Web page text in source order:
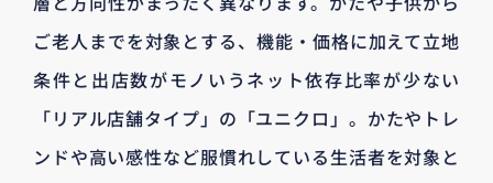
ご老人までを対象とする、機能・価格に加えて立地
条件と出店数がモノいうネット依存比率が少ない
「リアル店舗タイプ」の「ユニクロ」。かたやトレ
ンドや高い感性など服慣れしている生活者を対象と